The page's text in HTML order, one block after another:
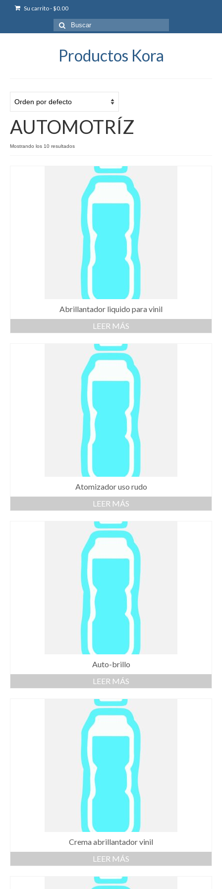
Su carrito-$0.00
Buscar
por:
Productos Kora
AUTOMOTRÍZ
Mostrando los 10 resultados
Abrillantador liquido para vinil
LEER MÁS
Atomizador uso rudo
LEER MÁS
Auto-brillo
LEER MÁS
Crema abrillantador vinil
LEER MÁS